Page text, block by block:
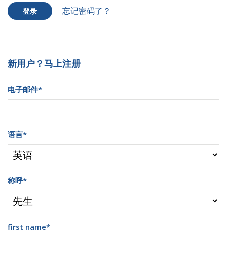
登录 忘记密码了？
新用户？马上注册
电子邮件*
语言*
称呼*
first name*